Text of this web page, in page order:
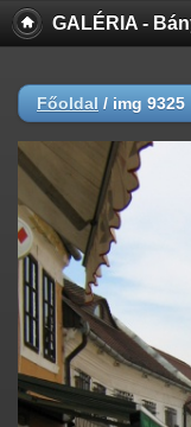
GALÉRIA -
Főoldal / img 9325